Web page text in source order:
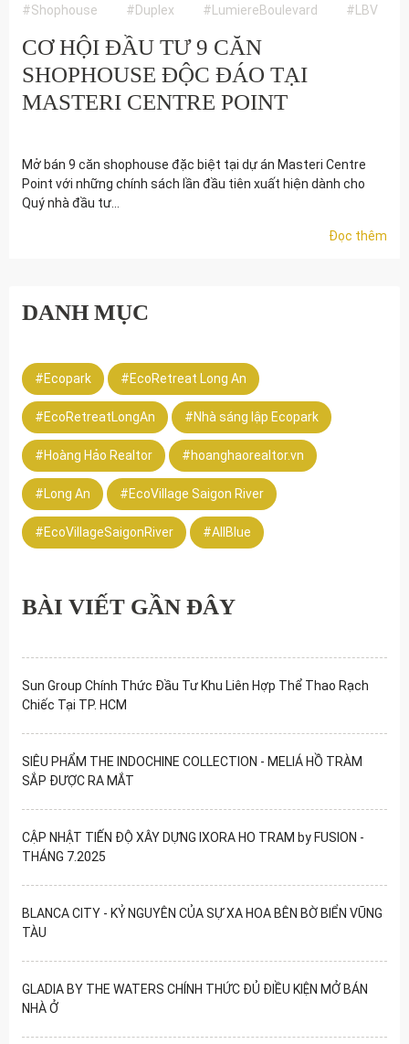
#Shophouse
#Duplex #LumiereBoulevard #LBV
CƠ HỘI ĐẦU TƯ 9 CĂN
SHOPHOUSE ĐỘC ĐÁO TẠI
MASTERI CENTRE POINT
Mở bán 9 căn shophouse đặc biệt tại dự án Masteri Centre
Point với những chính sách lần đầu tiên xuất hiện dành cho
Quý nhà đầu tư...
Đọc thêm
DANH MỤC
#Ecopark #EcoRetreat Long An
#EcoRetreatLongAn #Nhà sáng lập Ecopark
#Hoàng Hảo Realtor #hoanghaorealtor.vn
#Long An #EcoVillage Saigon River
#EcoVillageSaigonRiver #AllBlue
BÀI VIẾT GẦN ĐÂY
Sun Group Chính Thức Đầu Tư Khu Liên Hợp Thể Thao Rạch
Chiếc Tại TP. HCM
SIÊU PHẨM THE INDOCHINE COLLECTION - MELIÁ HỒ TRÀM
SẮP ĐƯỢC RA MẮT
CẬP NHẬT TIẾN ĐỘ XÂY DỰNG IXORA HO TRAM by FUSION -
THÁNG 7.2025
BLANCA CITY - KỶ NGUYÊN CỦA SỰ XA HOA BÊN BỜ BIỂN VŨNG
TÀU
GLADIA BY THE WATERS CHÍNH THỨC ĐỦ ĐIỀU KIỆN MỞ BÁN
NHÀ Ở